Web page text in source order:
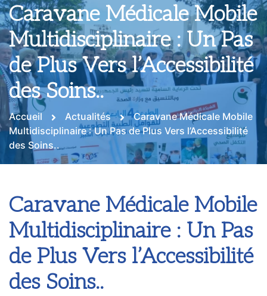
Caravane Médicale Mobile
Multidisciplinaire : Un Pas
de Plus Vers l’Accessibilité
des Soins..
Accueil Actualités
Caravane Médicale Mobile
Multidisciplinaire : Un Pas de Plus Vers l’Accessibilité
des Soins..
Caravane Médicale Mobile
Multidisciplinaire : Un Pas
de Plus Vers l’Accessibilité
des Soins..